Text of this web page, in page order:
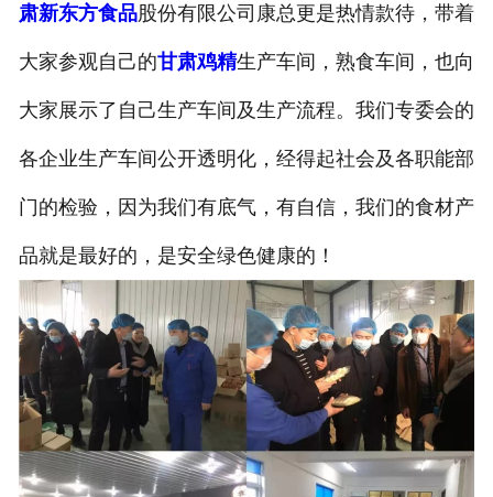
肃新东方食品股份有限公司康总更是热情款待，带着
大家参观自己的甘肃鸡精生产车间，熟食车间，也向
大家展示了自己生产车间及生产流程。我们专委会的
各企业生产车间公开透明化，经得起社会及各职能部
门的检验，因为我们有底气，有自信，我们的食材产
品就是最好的，是安全绿色健康的！